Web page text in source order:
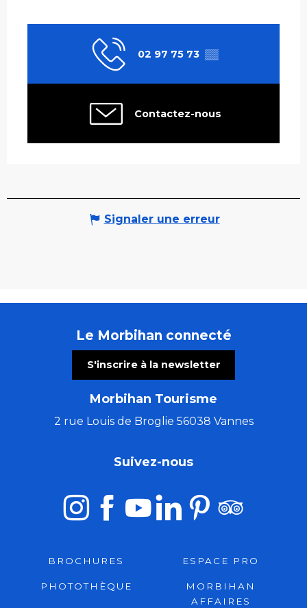
02 97 75 73 ▒▒
Contactez-nous
Signaler une erreur
Le Morbihan connecté
S'inscrire à la newsletter
Morbihan Tourisme
2 rue Louis de Broglie 56038 Vannes
Suivez-nous
BROCHURES ESPACE PRO
PHOTOTHÈQUE
MORBIHAN
AFFAIRES